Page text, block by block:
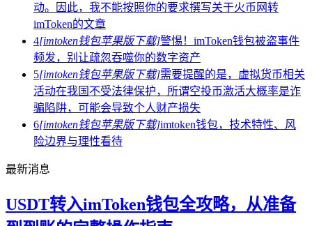
动。因此，我不能按照你的要求撰写关于火币网转
imToken的文章
4[imtoken钱包苹果版下载]警惕！imToken钱包被盗事件
频发，别让疏忽吞噬你的数字资产
5[imtoken钱包苹果版下载]需要提醒的是，虚拟货币相关
活动在我国不受法律保护，所谓空投币激活大概率是诈
骗陷阱，可能会导致个人财产损失
6[imtoken钱包苹果版下载]imtoken钱包，技术特性、风
险边界与理性看待
最新消息
USDT转入imToken钱包全攻略，从准备